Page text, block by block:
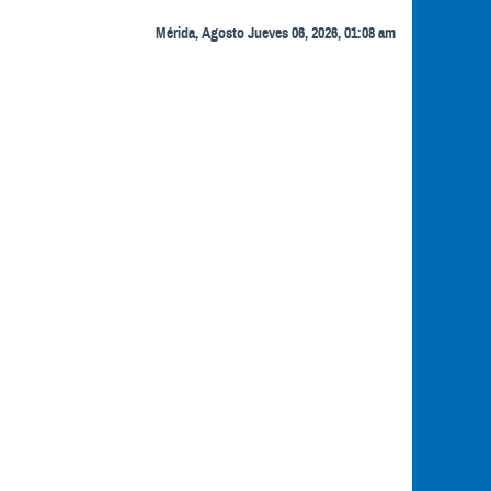
Mérida, Agosto Jueves 06, 2026, 01:08 am